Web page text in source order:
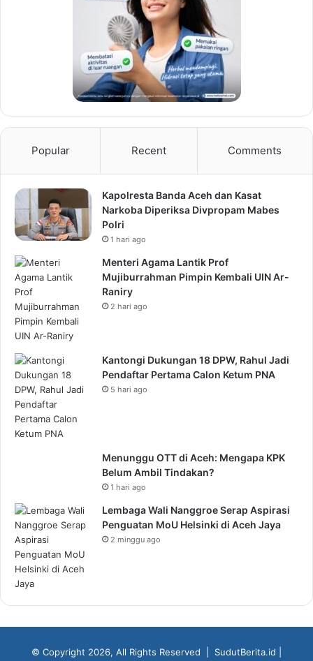
Popular Recent Comments
Kapolresta Banda Aceh dan Kasat
Narkoba Diperiksa Divpropam Mabes
Polri
1 hari ago
Menteri Agama Lantik Prof
Mujiburrahman Pimpin Kembali UIN Ar-
Raniry
2 hari ago
Kantongi Dukungan 18 DPW, Rahul Jadi
Pendaftar Pertama Calon Ketum PNA
5 hari ago
Menunggu OTT di Aceh: Mengapa KPK
Belum Ambil Tindakan?
1 hari ago
Lembaga Wali Nanggroe Serap Aspirasi
Penguatan MoU Helsinki di Aceh Jaya
2 minggu ago
© Copyright 2026, All Rights Reserved | SudutBerita.id